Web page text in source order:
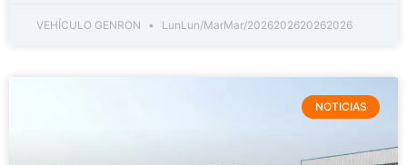
VEHÍCULO GENRON LunLun/MarMar/2026202620262026
NOTICIAS